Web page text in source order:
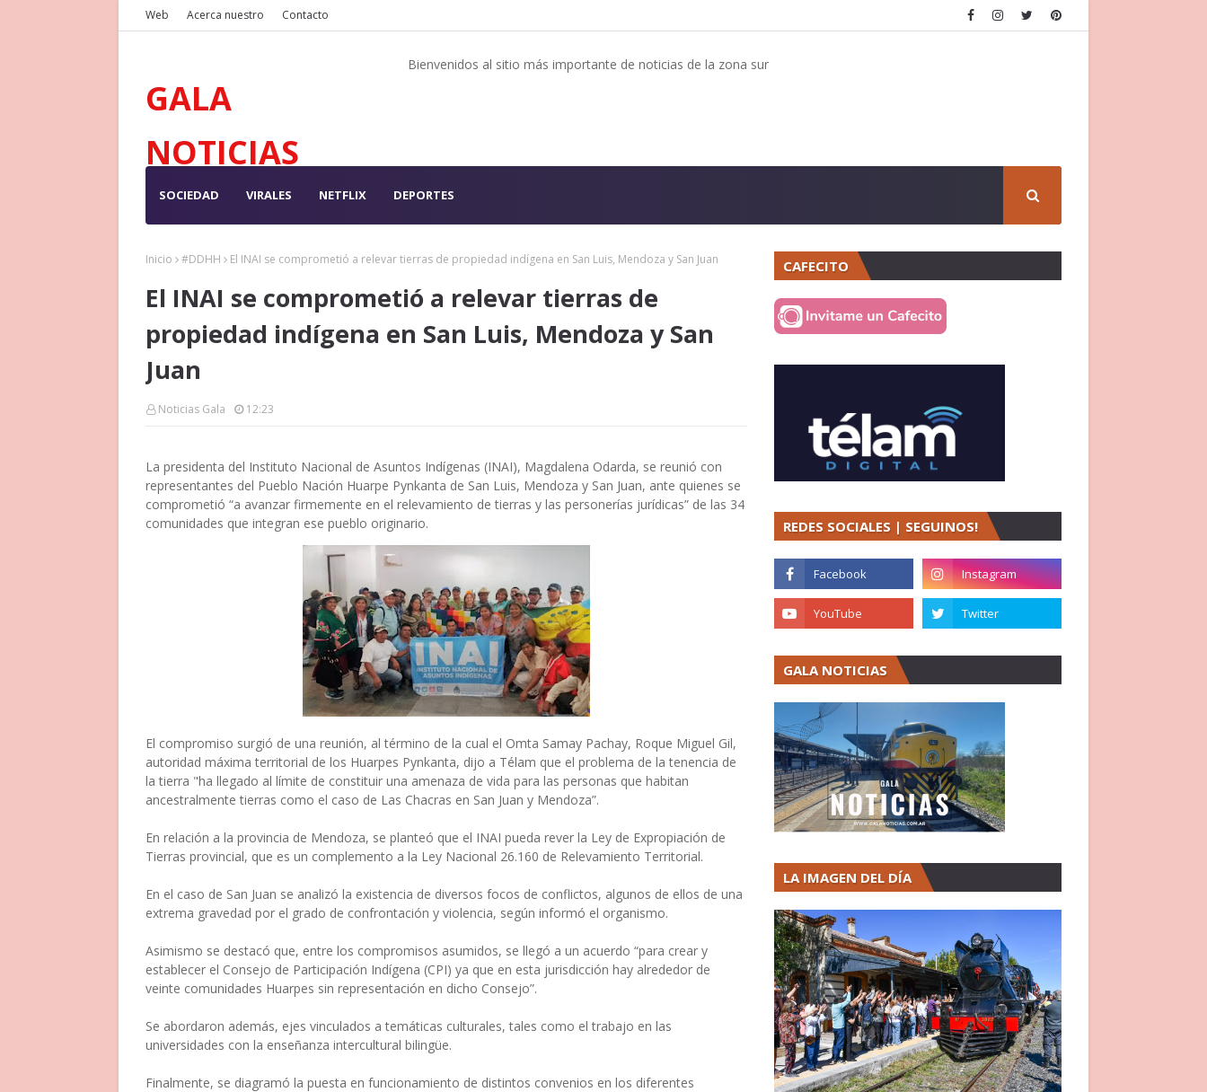
Web Acerca nuestro Contacto
GALA
NOTICIAS
Bienvenidos al sitio más importante de noticias de la zona sur
SOCIEDAD VIRALES NETFLIX DEPORTES
Inicio #DDHH El INAI se comprometió a relevar tierras de propiedad indígena en San Luis, Mendoza y San Juan
El INAI se comprometió a relevar tierras de
propiedad indígena en San Luis, Mendoza y San
Juan
Noticias Gala 12:23
La presidenta del Instituto Nacional de Asuntos Indígenas (INAI), Magdalena Odarda, se reunió con
representantes del Pueblo Nación Huarpe Pynkanta de San Luis, Mendoza y San Juan, ante quienes se
comprometió “a avanzar firmemente en el relevamiento de tierras y las personerías jurídicas” de las 34
comunidades que integran ese pueblo originario.
El compromiso surgió de una reunión, al término de la cual el Omta Samay Pachay, Roque Miguel Gil,
autoridad máxima territorial de los Huarpes Pynkanta, dijo a Télam que el problema de la tenencia de
la tierra "ha llegado al límite de constituir una amenaza de vida para las personas que habitan
ancestralmente tierras como el caso de Las Chacras en San Juan y Mendoza”.
En relación a la provincia de Mendoza, se planteó que el INAI pueda rever la Ley de Expropiación de
Tierras provincial, que es un complemento a la Ley Nacional 26.160 de Relevamiento Territorial.
En el caso de San Juan se analizó la existencia de diversos focos de conflictos, algunos de ellos de una
extrema gravedad por el grado de confrontación y violencia, según informó el organismo.
Asimismo se destacó que, entre los compromisos asumidos, se llegó a un acuerdo “para crear y
establecer el Consejo de Participación Indígena (CPI) ya que en esta jurisdicción hay alrededor de
veinte comunidades Huarpes sin representación en dicho Consejo”.
Se abordaron además, ejes vinculados a temáticas culturales, tales como el trabajo en las
universidades con la enseñanza intercultural bilingüe.
Finalmente, se diagramó la puesta en funcionamiento de distintos convenios en los diferentes
CAFECITO
REDES SOCIALES | SEGUINOS!
GALA NOTICIAS
LA IMAGEN DEL DÍA